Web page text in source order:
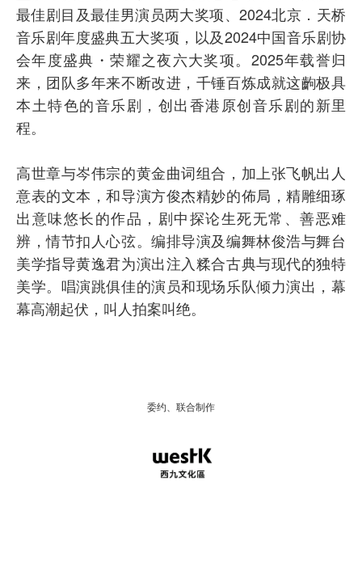
最佳剧目及最佳男演员两大奖项、2024北京．天桥
音乐剧年度盛典五大奖项，以及2024中国音乐剧协
会年度盛典・荣耀之夜六大奖项。2025年载誉归
来，团队多年来不断改进，千锤百炼成就这齣极具
本土特色的音乐剧，创出香港原创音乐剧的新里
程。
高世章与岑伟宗的黄金曲词组合，加上张飞帆出人
意表的文本，和导演方俊杰精妙的佈局，精雕细琢
出意味悠长的作品，剧中探论生死无常、善恶难
辨，情节扣人心弦。编排导演及编舞林俊浩与舞台
美学指导黄逸君为演出注入糅合古典与现代的独特
美学。唱演跳俱佳的演员和现场乐队倾力演出，幕
幕高潮起伏，叫人拍案叫绝。
委约、联合制作